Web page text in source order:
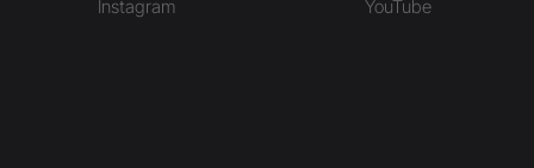
Instagram YouTube